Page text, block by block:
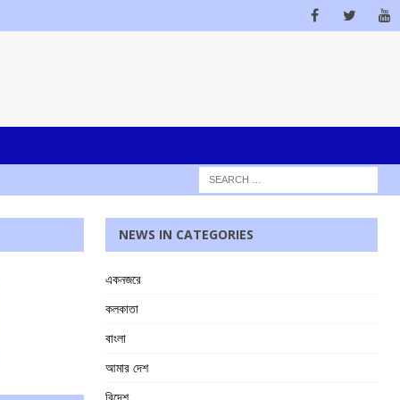
NEWS IN CATEGORIES
একনজরে
কলকাতা
বাংলা
আমার দেশ